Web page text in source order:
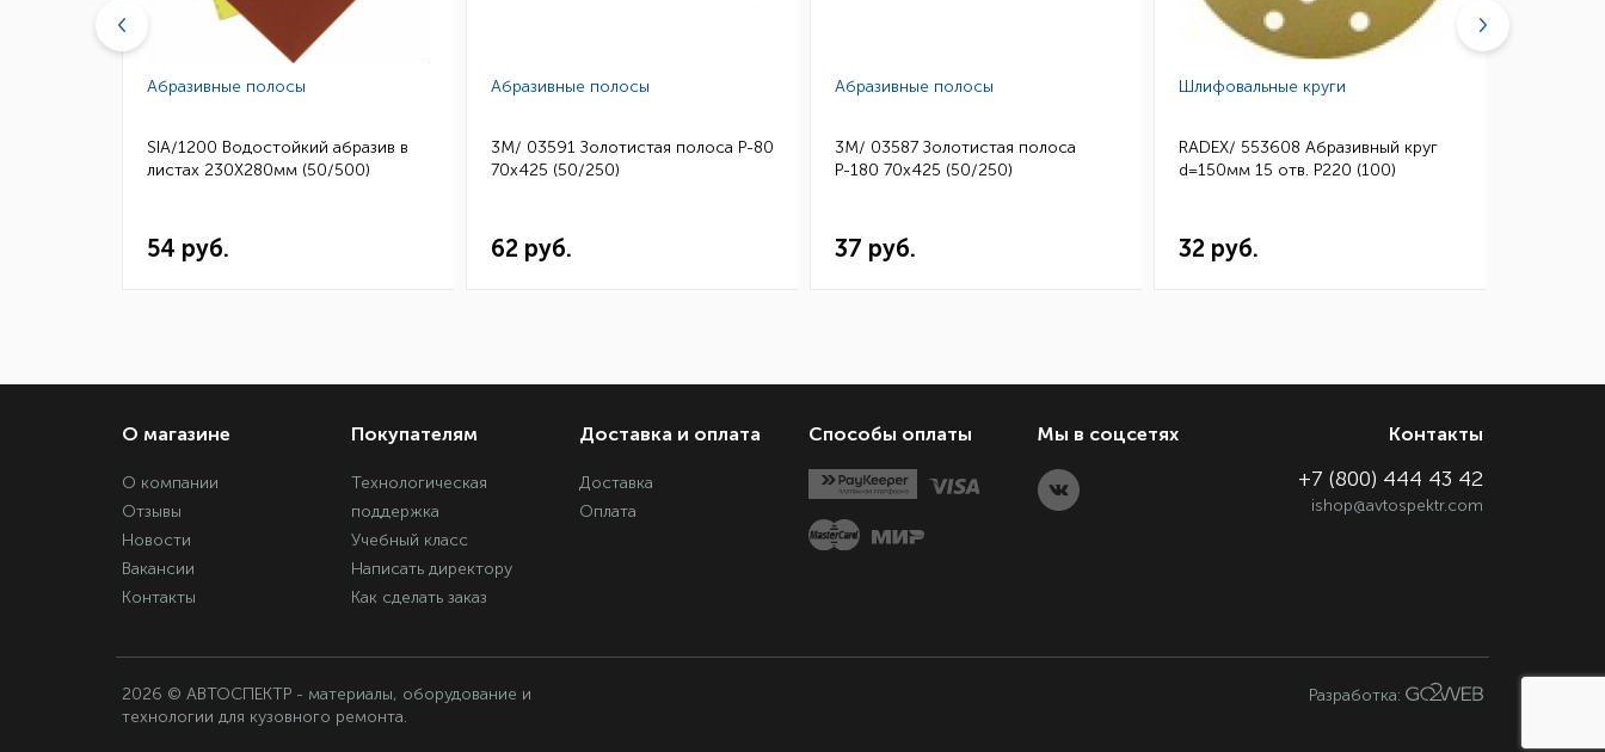
Абразивные полосы
SIA/1200 Водостойкий абразив в
листах 230Х280мм (50/500)
54 руб.
Абразивные полосы
3M/ 03591 Золотистая полоса Р-80
70х425 (50/250)
62 руб.
Абразивные полосы
3M/ 03587 Золотистая полоса
Р-180 70х425 (50/250)
37 руб.
Шлифовальные круги
RADEX/ 553608 Абразивный круг
d=150мм 15 отв. Р220 (100)
32 руб.
О магазине
О компании
Отзывы
Новости
Вакансии
Контакты
Покупателям
Технологическая
поддержка
Учебный класс
Написать директору
Как сделать заказ
Доставка и оплата
Доставка
Оплата
Способы оплаты Мы в соцсетях Контакты
+7 (800) 444 43 42
ishop@avtospektr.com
2026 © АВТОСПЕКТР - материалы, оборудование и
технологии для кузовного ремонта.
Разработка: